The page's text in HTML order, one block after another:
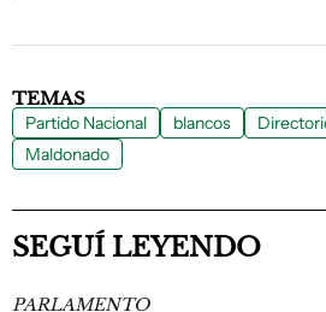
TEMAS
Partido Nacional blancos
Maldonado
SEGUÍ LEYENDO
PARLAMENTO